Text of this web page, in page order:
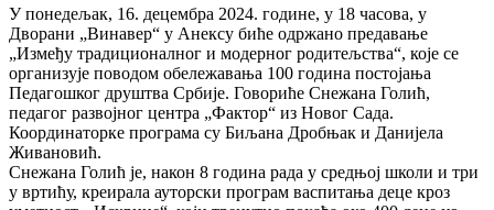
У понедељак, 16. децембра 2024. године, у 18 часова, у
Дворани „Винавер“ у Анексу биће одржано предавање
„Између традиционалног и модерног родитељства“, које се
организује поводом обележавања 100 година постојања
Педагошког друштва Србије. Говориће Снежана Голић,
педагог развојног центра „Фактор“ из Новог Сада.
Координаторке програма су Биљана Дробњак и Данијела
Живановић.
Снежана Голић је, након 8 година рада у средњој школи и три
у вртићу, креирала ауторски програм васпитања деце кроз